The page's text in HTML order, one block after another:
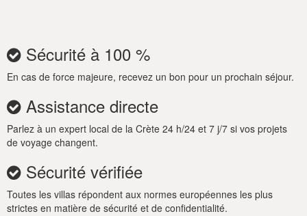
Sécurité à 100 %
En cas de force majeure, recevez un bon pour un prochain séjour.
Assistance directe
Parlez à un expert local de la Crète 24 h/24 et 7 j/7 si vos projets
de voyage changent.
Sécurité vérifiée
Toutes les villas répondent aux normes européennes les plus
strictes en matière de sécurité et de confidentialité.